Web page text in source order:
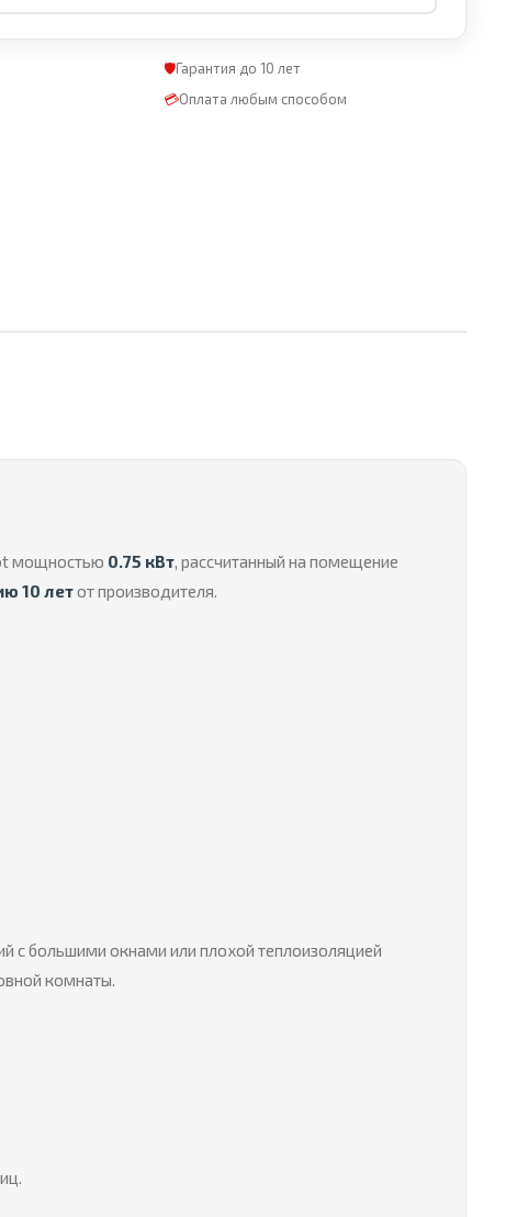
🛡Гарантия до 10 лет
💳Оплата любым способом
мощностью 0.75 кВт, рассчитанный на помещение
10 летот производителя.
с большими окнами или плохой теплоизоляцией
комнаты.